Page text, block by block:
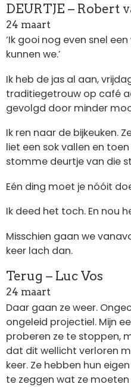
DEURTJE – Robert
24 maart
‘Ik gooi nog even snel
kunnen we.’
Ik heb de jas al aan,
traditiegetrouw op café
gevolgd door minder
Ik ren naar de bijkeuken.
liet een sok vallen en
stomme deurtje van die
Eén ding moet je nóóit
Ik deed het toch. En nou
Misschien gaan we
keer lach dan.
Terug – Luc Vos
24 maart
Daar gaan ze weer.
ongeleid projectiel. Mijn
proberen ze te stoppen,
dat dit wellicht verloren
keer. Ze hebben hun
te zeggen wat ze